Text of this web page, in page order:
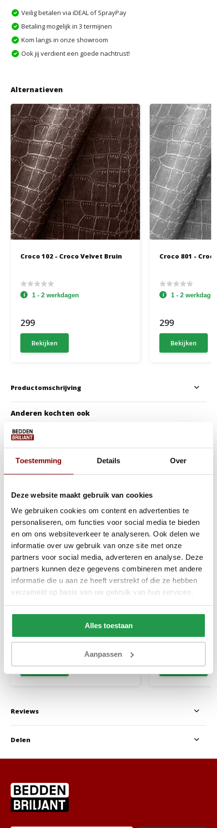
Toestemming Details Over
Deze website maakt gebruik van cookies
We gebruiken cookies om content en advertenties te
personaliseren, om functies voor social media te bieden
en om ons websiteverkeer te analyseren. Ook delen we
informatie over uw gebruik van onze site met onze
partners voor social media, adverteren en analyse. Deze
partners kunnen deze gegevens combineren met andere
informatie die u aan ze heeft verstrekt of die ze hebben
verzameld op basis van uw gebruik van hun services.
Alles toestaan
Aanpassen
Veilig betalen via iDEAL of SprayPay
Betaling mogelijk in 3 termijnen
Kom langs in onze showroom
Ook jij verdient een goede nachtrust!
Alternatieven
Croco 102 - Croco Velvet Bruin
1 - 2 werkdagen
299
Bekijken
Croco 801 -
1 - 2
299
Bekijken
Productomschrijving
Anderen kochten ook
Gratis Zomerdeal!
Opberg Boxspring zonder
Matras - Stel zelf samen
999 389
Bekijken
Elektrische
Stel zelf samen
999 499
Bekijken
Reviews
Delen